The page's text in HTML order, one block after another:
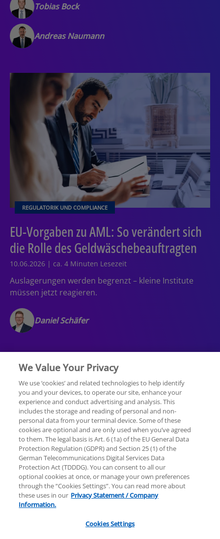
Tobias Bock
Andreas Naumann
REGULATORIK UND COMPLIANCE
EU-Vorgaben zu AML: So verändert sich
die Rolle des Geldwäschebeauftragten
10.06.2026 | ca. 4 Minuten Lesezeit
Auslagerungen werden begrenzt – kleine Institute
müssen jetzt reagieren.
Daniel Schäfer
Rechtliche Hinweise Datenschutzerklärung
Sitemap Hilfe Unternehmensangaben
© 2025 KPMG AG Wirtschaftsprüfungsgesellschaft,
eine Aktiengesellschaft nach deutschem Recht und
ein Mitglied der globalen KPMG-Organisation
unabhängiger Mitgliedsfirmen, die KPMG
We Value Your Privacy
We use ‘cookies’ and related technologies to help identify
you and your devices, to operate our site, enhance your
experience and conduct advertising and analysis. This
includes the storage and reading of personal and non-
personal data from your terminal device. Some of these
cookies are optional and are only used when you’ve agreed
to them. The legal basis is Art. 6 (1a) of the EU General Data
Protection Regulation (GDPR) and Section 25 (1) of the
German Telecommunications Digital Services Data
Protection Act (TDDDG). You can consent to all our
optional cookies at once, or manage your own preferences
through the “Cookies Settings”. You can read more about
these uses in our Privacy Statement / Company
Information.
Cookies Settings